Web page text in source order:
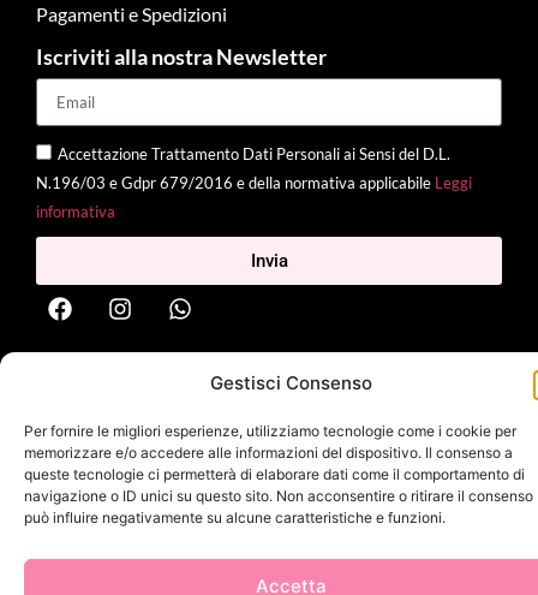
Gestisci Consenso
Per fornire le migliori esperienze, utilizziamo tecnologie come i cookie per
memorizzare e/o accedere alle informazioni del dispositivo. Il consenso a
queste tecnologie ci permetterà di elaborare dati come il comportamento di
navigazione o ID unici su questo sito. Non acconsentire o ritirare il consenso
può influire negativamente su alcune caratteristiche e funzioni.
Accetta
Pagamenti e Spedizioni
Iscriviti alla nostra Newsletter
Accettazione Trattamento Dati Personali ai Sensi del D.L.
N.196/03 e Gdpr 679/2016 e della normativa applicabile Leggi
informativa
Invia
Privacy Policy|Cookie Policy| Made with